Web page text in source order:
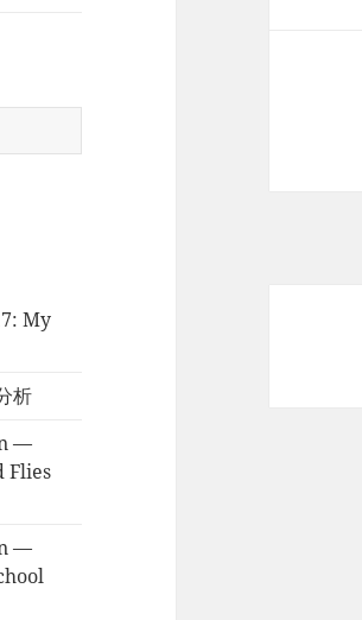
My
析
—
Flies
—